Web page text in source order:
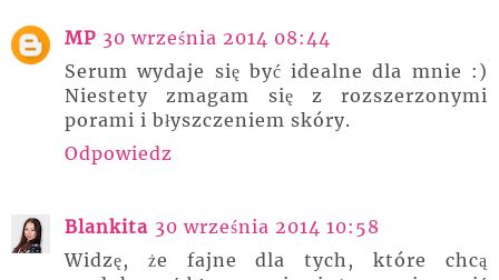
MP 30 września 2014 08:44
Serum wydaje się być idealne dla mnie :)
Niestety zmagam się z rozszerzonymi
porami i błyszczeniem skóry.
Odpowiedz
Blankita 30 września 2014 10:58
Widzę, że fajne dla tych, które chcą